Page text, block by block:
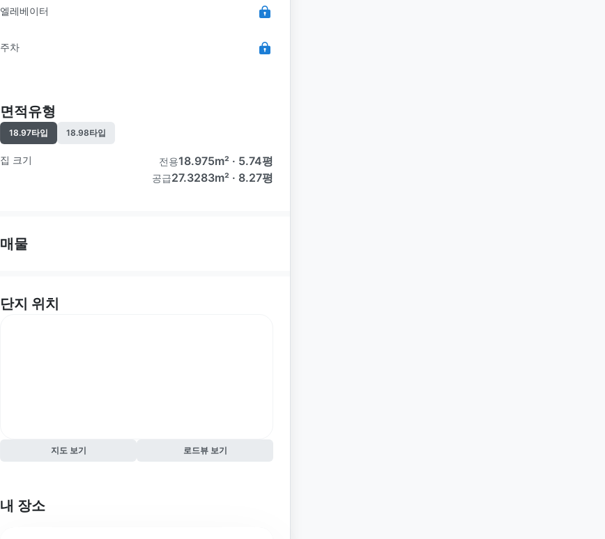
엘레베이터
주차
면적유형
18.97타입 18.98타입
집 크기 전용18.975m² · 5.74평
공급27.3283m² · 8.27평
매물
단지 위치
지도 보기 로드뷰 보기
내 장소